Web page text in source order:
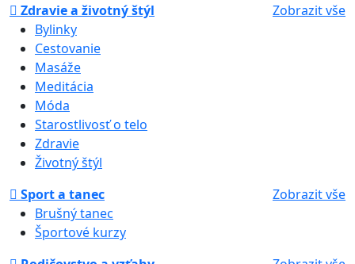
Zdravie a životný štýl
Zobrazit vše
Bylinky
Cestovanie
Masáže
Meditácia
Móda
Starostlivosť o telo
Zdravie
Životný štýl
Sport a tanec
Zobrazit vše
Brušný tanec
Športové kurzy